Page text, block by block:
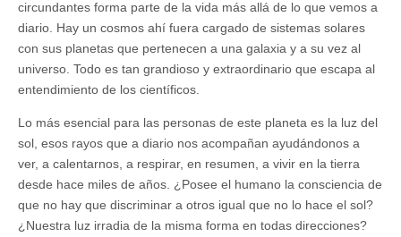
circundantes forma parte de la vida más allá de lo que vemos a
diario. Hay un cosmos ahí fuera cargado de sistemas solares
con sus planetas que pertenecen a una galaxia y a su vez al
universo. Todo es tan grandioso y extraordinario que escapa al
entendimiento de los científicos.
Lo más esencial para las personas de este planeta es la luz del
sol, esos rayos que a diario nos acompañan ayudándonos a
ver, a calentarnos, a respirar, en resumen, a vivir en la tierra
desde hace miles de años. ¿Posee el humano la consciencia de
que no hay que discriminar a otros igual que no lo hace el sol?
¿Nuestra luz irradia de la misma forma en todas direcciones?